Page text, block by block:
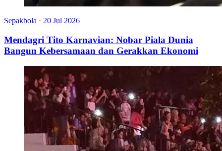
Sepakbola · 20 Jul 2026
Mendagri Tito Karnavian: Nobar Piala Dunia
Bangun Kebersamaan dan Gerakkan Ekonomi